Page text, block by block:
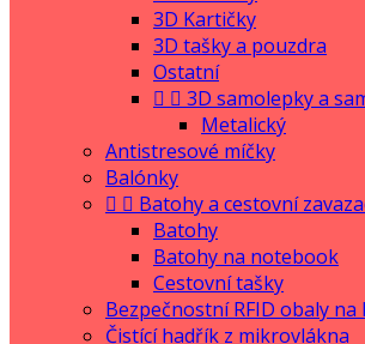
3D Kartičky
3D tašky a pouzdra
Ostatní
  3D samolepky a
Metalický
Antistresové míčky
Balónky
  Batohy a cestovní
Batohy
Batohy na notebook
Cestovní tašky
Bezpečnostní RFID obaly na
Čistící hadřík z mikrovlákna